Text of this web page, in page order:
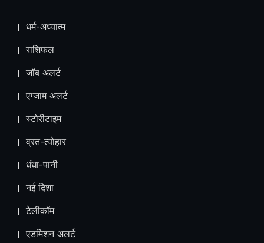
धर्म-अध्यात्म
राशिफल
जॉब अलर्ट
एग्जाम अलर्ट
स्टोरीटाइम
व्रत-त्योहार
धंधा-पानी
नई दिशा
टेलीकॉम
ए​डमिशन अलर्ट